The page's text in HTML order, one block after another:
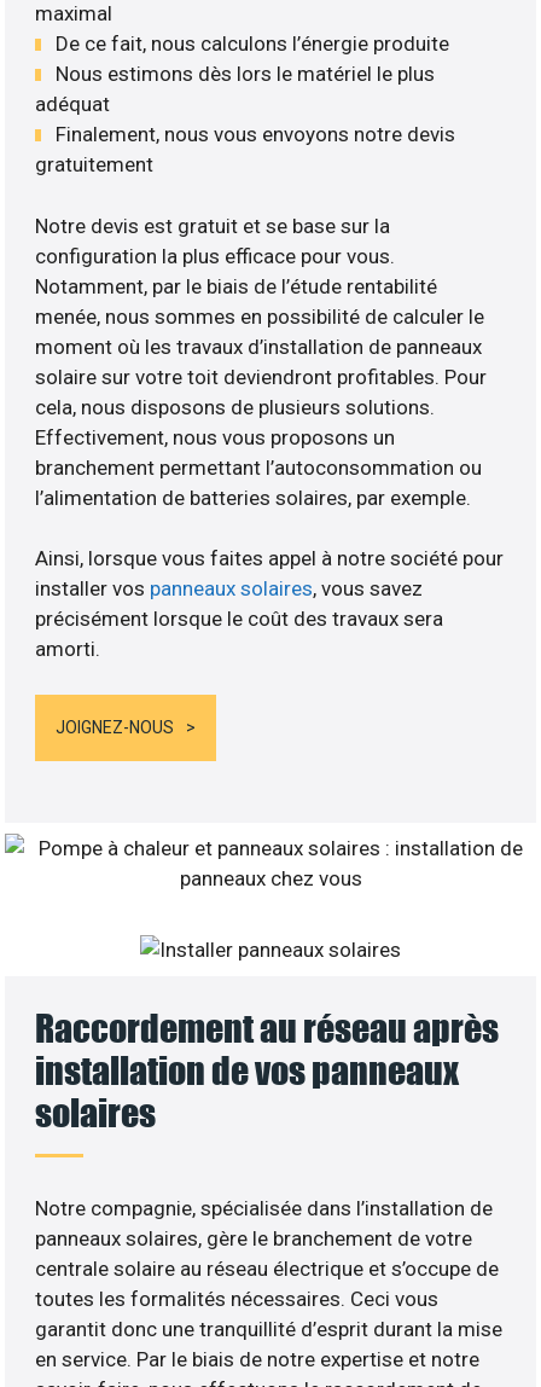
maximal
De ce fait, nous calculons l’énergie produite
Nous estimons dès lors le matériel le plus
adéquat
Finalement, nous vous envoyons notre devis
gratuitement
Notre devis est gratuit et se base sur la
configuration la plus efficace pour vous.
Notamment, par le biais de l’étude rentabilité
menée, nous sommes en possibilité de calculer le
moment où les travaux d’installation de panneaux
solaire sur votre toit deviendront profitables. Pour
cela, nous disposons de plusieurs solutions.
Effectivement, nous vous proposons un
branchement permettant l’autoconsommation ou
l’alimentation de batteries solaires, par exemple.
Ainsi, lorsque vous faites appel à notre société pour
installer vos panneaux solaires, vous savez
précisément lorsque le coût des travaux sera
amorti.
JOIGNEZ-NOUS
Raccordement au réseau après
installation de vos panneaux
solaires
Notre compagnie, spécialisée dans l’installation de
panneaux solaires, gère le branchement de votre
centrale solaire au réseau électrique et s’occupe de
toutes les formalités nécessaires. Ceci vous
garantit donc une tranquillité d’esprit durant la mise
en service. Par le biais de notre expertise et notre